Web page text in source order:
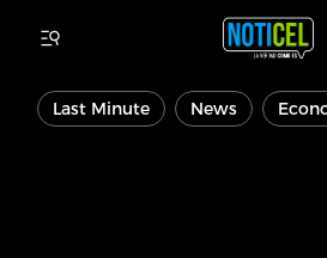
Last Minute News